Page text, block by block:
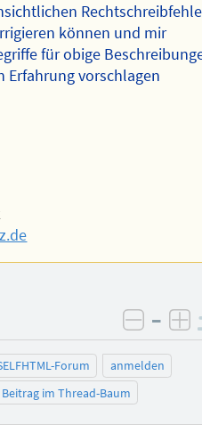
können und mir
für obige
Erfahrung vorschlagen
–
Forum
anmelden
Beitrag im Thread-Baum